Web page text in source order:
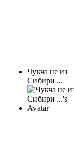
Чукча не из
Сибири ...